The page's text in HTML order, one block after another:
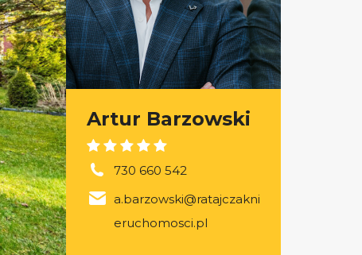
Artur Barzowski
730 660 542
a.barzowski@ratajczakni
eruchomosci.pl